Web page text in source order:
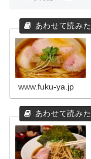
www.fuku-ya.jp